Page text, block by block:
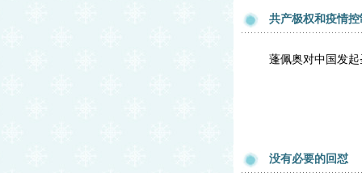
共产极权和疫情控
蓬佩奥对中国发
没有必要的回怼